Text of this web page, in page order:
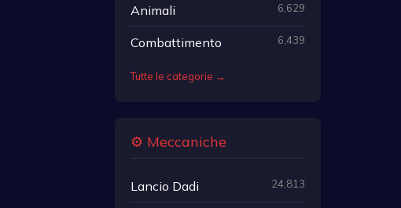
Animali 6,629
Combattimento 6,439
Tutte le categorie →
⚙️ Meccaniche
Lancio Dadi 24,813